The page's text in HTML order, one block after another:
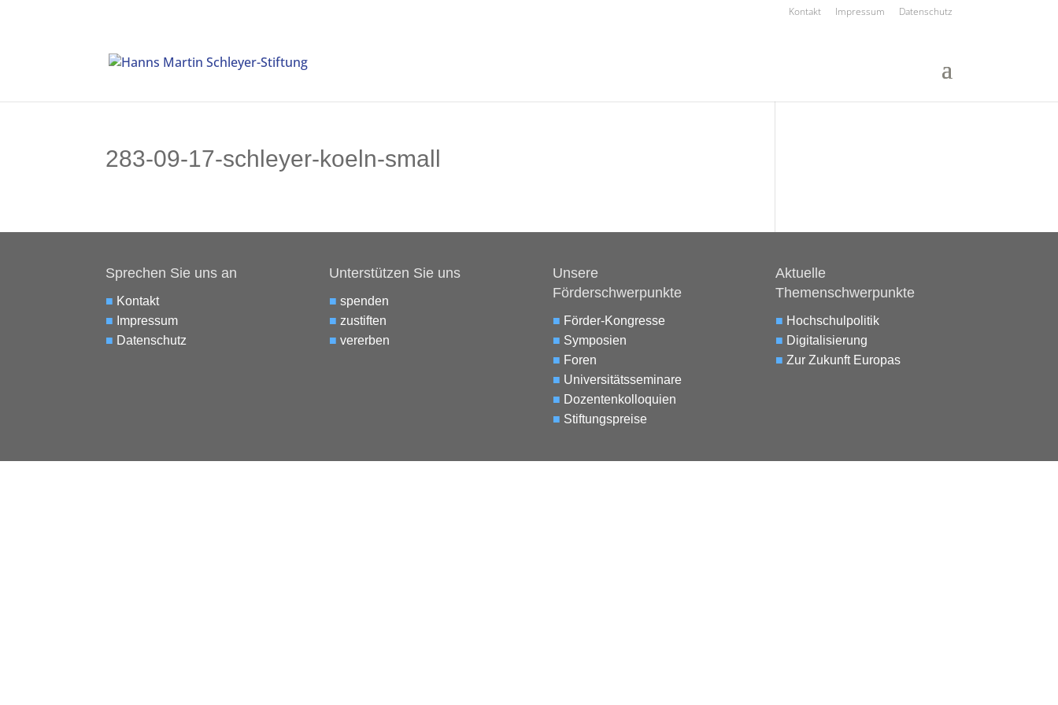
Kontakt Impressum Datenschutz
283-09-17-schleyer-koeln-small
Sprechen Sie uns an
■ Kontakt
■ Impressum
■ Datenschutz
Unterstützen Sie uns
■ spenden
■ zustiften
■ vererben
Unsere
Förderschwerpunkte
■ Förder-Kongresse
■ Symposien
■ Foren
■ Universitätsseminare
■ Dozentenkolloquien
■ Stiftungspreise
Aktuelle
Themenschwerpunkte
■ Hochschulpolitik
■ Digitalisierung
■ Zur Zukunft Europas